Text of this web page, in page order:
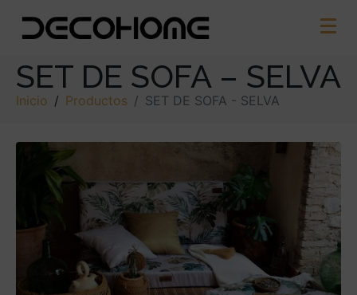
SET DE SOFA – SELVA
Inicio Productos SET DE SOFA - SELVA